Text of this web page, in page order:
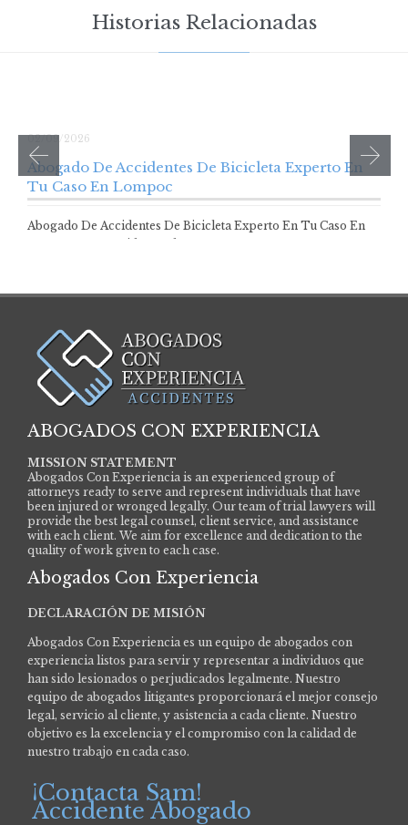
Historias Relacionadas
02/09/2026
Abogado De Accidentes De Bicicleta Experto En
Tu Caso En Lompoc
Abogado De Accidentes De Bicicleta Experto En Tu Caso En
ABOGADOS CON EXPERIENCIA
MISSION STATEMENT
Abogados Con Experiencia is an experienced group of
attorneys ready to serve and represent individuals that have
been injured or wronged legally. Our team of trial lawyers will
provide the best legal counsel, client service, and assistance
with each client. We aim for excellence and dedication to the
quality of work given to each case.
Abogados Con Experiencia
DECLARACIÓN DE MISIÓN
Abogados Con Experiencia es un equipo de abogados con
experiencia listos para servir y representar a individuos que
han sido lesionados o perjudicados legalmente. Nuestro
equipo de abogados litigantes proporcionará el mejor consejo
legal, servicio al cliente, y asistencia a cada cliente. Nuestro
objetivo es la excelencia y el compromiso con la calidad de
nuestro trabajo en cada caso.
¡Contacta Sam!
Accidente Abogado